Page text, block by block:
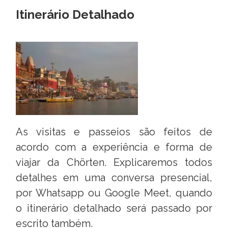
Itinerário Detalhado
As visitas e passeios são feitos de
acordo com a experiência e forma de
viajar da Chörten. Explicaremos todos
detalhes em uma conversa presencial,
por Whatsapp ou Google Meet, quando
o itinerário detalhado será passado por
escrito também.